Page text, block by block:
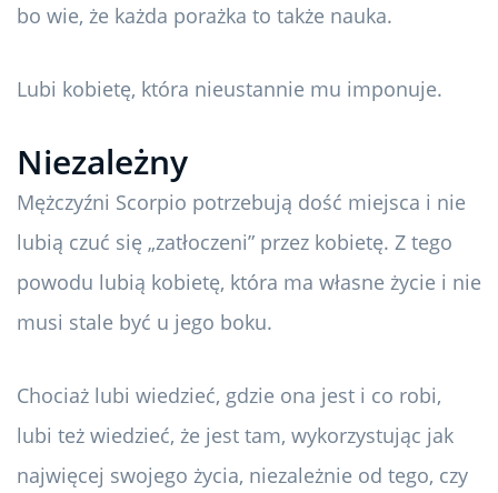
bo wie, że każda porażka to także nauka.
Lubi kobietę, która nieustannie mu imponuje.
Niezależny
Mężczyźni Scorpio potrzebują dość miejsca i nie
lubią czuć się „zatłoczeni” przez kobietę. Z tego
powodu lubią kobietę, która ma własne życie i nie
musi stale być u jego boku.
Chociaż lubi wiedzieć, gdzie ona jest i co robi,
lubi też wiedzieć, że jest tam, wykorzystując jak
najwięcej swojego życia, niezależnie od tego, czy